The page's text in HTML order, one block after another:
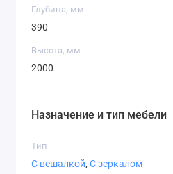
Глубина, мм
390
Высота, мм
2000
Назначение и тип мебели
Тип
С вешалкой, С зеркалом